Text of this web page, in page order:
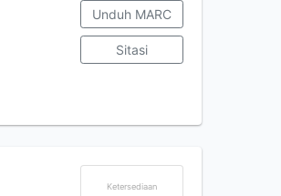
Unduh MARC
Sitasi
Ketersediaan